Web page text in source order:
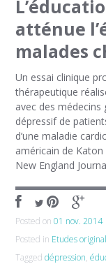
atténue
malades
Un essai clinique
thérapeutique
avec des médecins
dépressif de
d’une maladie
américain de
New England
Posted on01 nov. 2014
Posted in Etudes
Taggeddépression,